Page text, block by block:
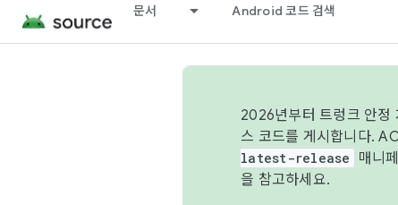
문서 Android 코드 검색
2026년부터 트렁크 안정
스 코드를 게시합니다.
latest-release
매니
을 참고하세요.